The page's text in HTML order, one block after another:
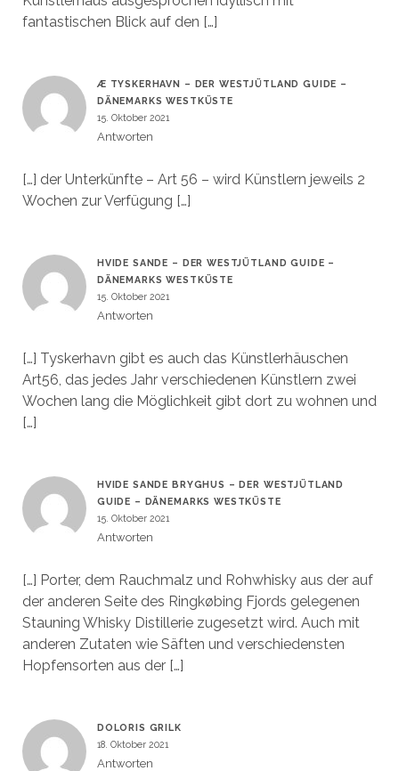
fantastischen Blick auf den […]
Æ TYSKERHAVN – DER WESTJÜTLAND GUIDE –
DÄNEMARKS WESTKÜSTE
15. Oktober 2021
Antworten
[…] der Unterkünfte – Art 56 – wird Künstlern jeweils 2
Wochen zur Verfügung […]
HVIDE SANDE – DER WESTJÜTLAND GUIDE –
DÄNEMARKS WESTKÜSTE
15. Oktober 2021
Antworten
[…] Tyskerhavn gibt es auch das Künstlerhäuschen
Art56, das jedes Jahr verschiedenen Künstlern zwei
Wochen lang die Möglichkeit gibt dort zu wohnen und
[…]
HVIDE SANDE BRYGHUS – DER WESTJÜTLAND
GUIDE – DÄNEMARKS WESTKÜSTE
15. Oktober 2021
Antworten
[…] Porter, dem Rauchmalz und Rohwhisky aus der auf
der anderen Seite des Ringkøbing Fjords gelegenen
Stauning Whisky Distillerie zugesetzt wird. Auch mit
anderen Zutaten wie Säften und verschiedensten
Hopfensorten aus der […]
DOLORIS GRILK
18. Oktober 2021
Antworten